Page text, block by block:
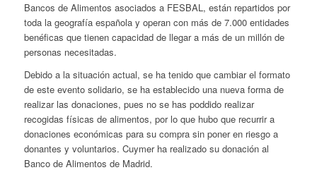
Bancos de Alimentos asociados a FESBAL, están repartidos por
toda la geografía española y operan con más de 7.000 entidades
benéficas que tienen capacidad de llegar a más de un millón de
personas necesitadas.
Debido a la situación actual, se ha tenido que cambiar el formato
de este evento solidario, se ha establecido una nueva forma de
realizar las donaciones, pues no se has poddido realizar
recogidas físicas de alimentos, por lo que hubo que recurrir a
donaciones económicas para su compra sin poner en riesgo a
donantes y voluntarios. Cuymer ha realizado su donación al
Banco de Alimentos de Madrid.